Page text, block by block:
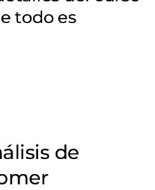
todo es
de